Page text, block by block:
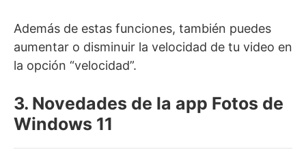
Además de estas funciones, también puedes
aumentar o disminuir la velocidad de tu video en
la opción “velocidad”.
3. Novedades de la app Fotos de
Windows 11